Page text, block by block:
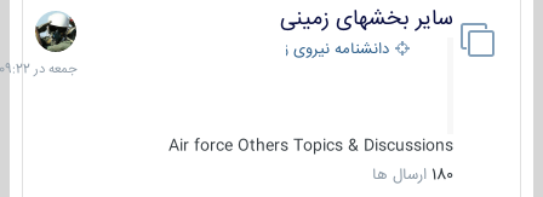
سایر بخشهای زمینی
دانشنامه نیروی زمینی
Air force Others Topics & Discussions
180 ارسال ها
جمعه
در
09:22